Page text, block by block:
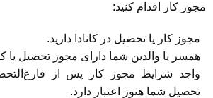
مجوز کار اقدام کنید:
مجوز کار یا تحصیل در کانادا دارید.
همسر یا والدین شما دارای مجوز تحصیل یا
واجد شرایط مجوز کار پس از
تحصیل شما هنوز اعتبار دارد.